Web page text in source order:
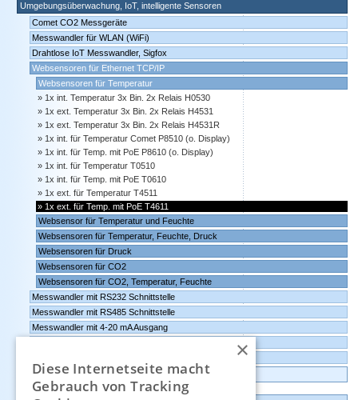
Umgebungsüberwachung, IoT, intelligente Sensoren
Comet CO2 Messgeräte
Messwandler für WLAN (WiFi)
Drahtlose IoT Messwandler, Sigfox
Websensoren für Ethernet TCP/IP
Websensoren für Temperatur
1x int. Temperatur 3x Bin. 2x Relais H0530
1x ext. Temperatur 3x Bin. 2x Relais H4531
1x ext. Temperatur 3x Bin. 2x Relais H4531R
1x int. für Temperatur Comet P8510 (o. Display)
1x int. für Temp. mit PoE P8610 (o. Display)
1x int. für Temperatur T0510
1x int. für Temp. mit PoE T0610
1x ext. für Temperatur T4511
1x ext. für Temp. mit PoE T4611
Websensor für Temperatur und Feuchte
Websensoren für Temperatur, Feuchte, Druck
Websensoren für Druck
Websensoren für CO2
Websensoren für CO2, Temperatur, Feuchte
Messwandler mit RS232 Schnittstelle
Messwandler mit RS485 Schnittstelle
Messwandler mit 4-20 mA Ausgang
Datenlogger, Datenrekorder, Messwandler
×
Diese Internetseite macht
Gebrauch von Tracking